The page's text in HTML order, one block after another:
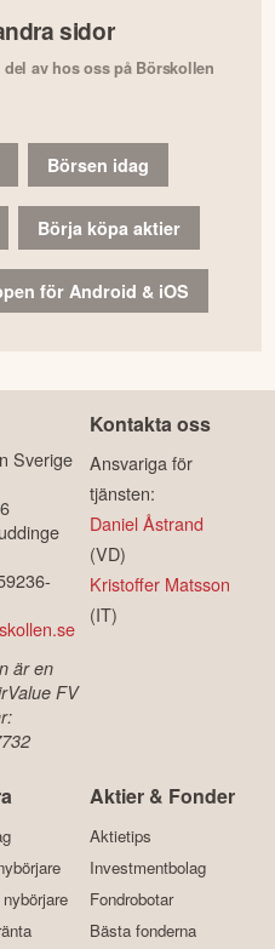
sidor
av hos oss på Börskollen
Börsen idag
Börja köpa aktier
för Android & iOS
Sverige
är en
FV
Kontakta oss
Ansvariga för
tjänsten:
Daniel Åstrand
(VD)
Kristoffer Matsson
(IT)
Aktier & Fonder
Aktietips
Investmentbolag
Fondrobotar
Bästa fonderna